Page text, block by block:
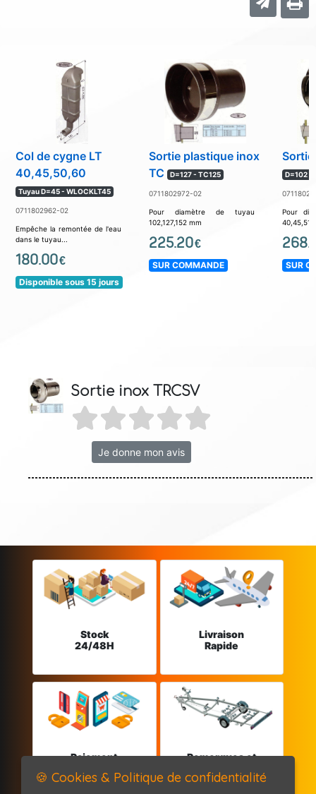
Col de cygne LT
40,45,50,60
Tuyau D=45 - WLOCKLT45
0711802962-02
Empêche la remontée de l'eau
dans le tuyau...
180.00€
Disponible sous 15 jours
Sortie plastique inox
TC
D=127 - TC125
0711802972-02
Pour diamètre de tuyau
102,127,152 mm
225.20€
SUR COMMANDE
Sortie
D=102 -
Pour
SUR
Sortie inox TRCSV
Je donne mon avis
Stock
24/48H
Livraison
Rapide
Paiement
Remorques et
🍪 Cookies & Politique de confidentialité